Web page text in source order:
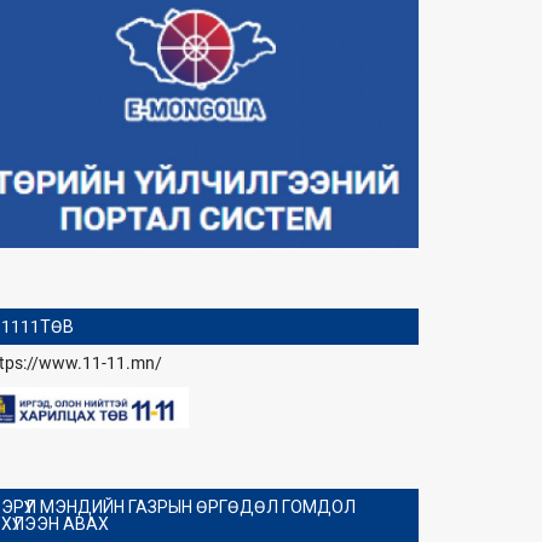
1111ТӨВ
www.11-11.mn/
ЭРҮҮЛ МЭНДИЙН ГАЗРЫН ӨРГӨДӨЛ ГОМДОЛ
ХҮЛЭЭН АВАХ